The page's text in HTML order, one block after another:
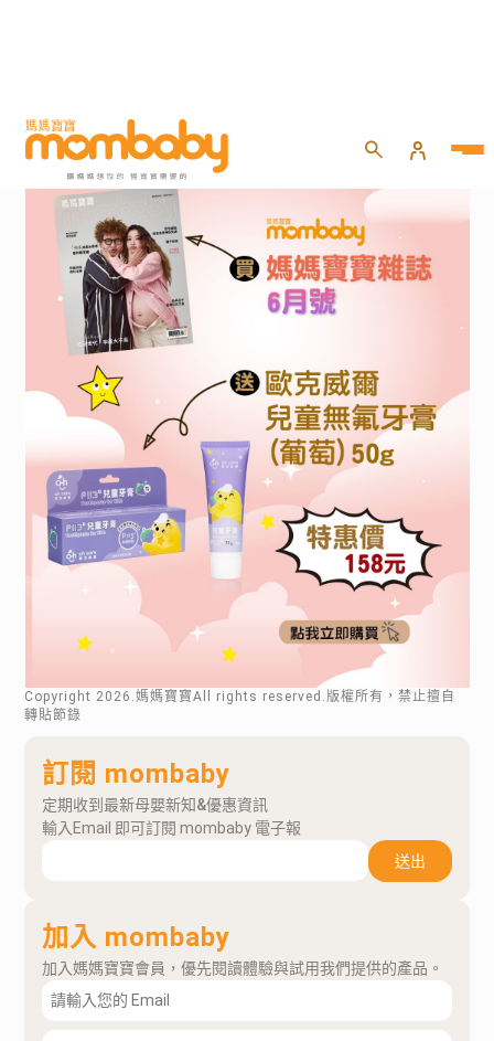
Copyright 2026 .媽媽寶寶All rights reserved.版權所有，禁止擅自
轉貼節錄
訂閱 mombaby
定期收到最新母嬰新知&優惠資訊
輸入Email 即可訂閱 mombaby 電子報
送出
加入 mombaby
加入媽媽寶寶會員，優先閱讀體驗與試用我們提供的產品。